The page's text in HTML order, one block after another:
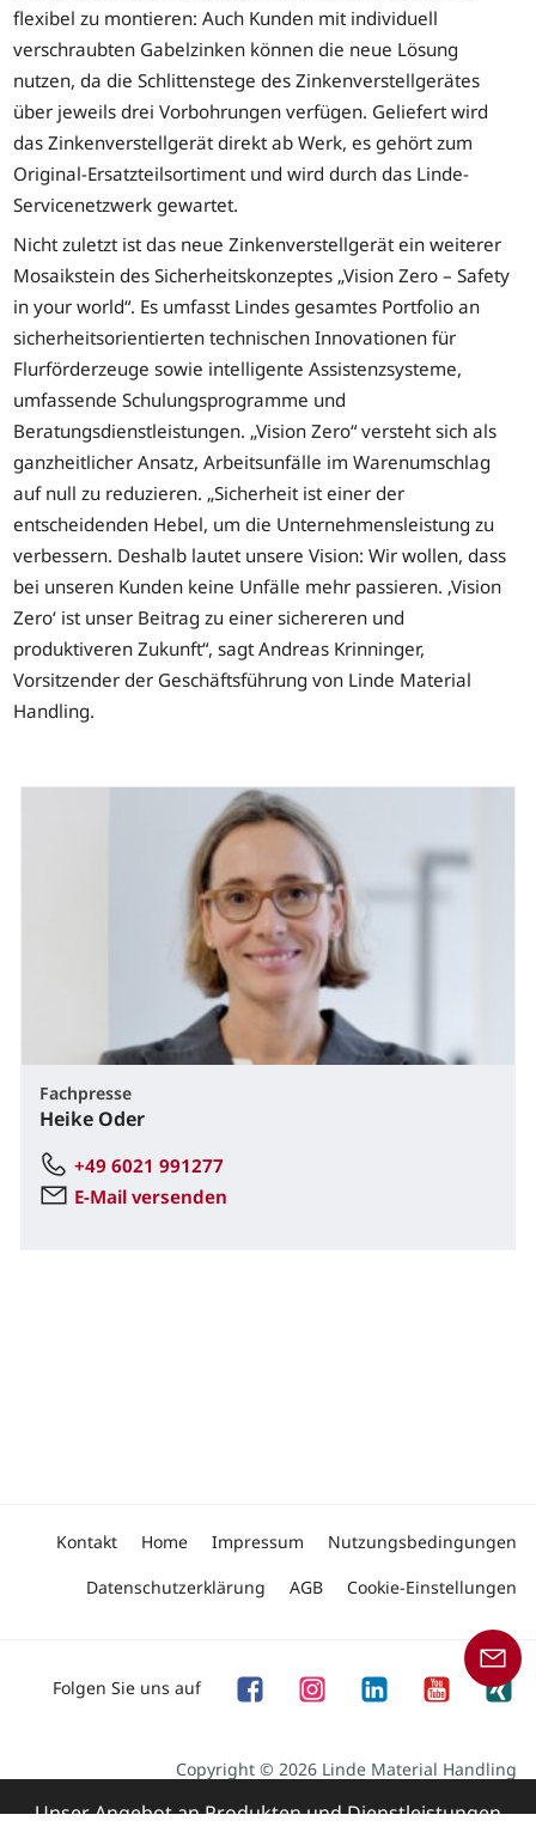
flexibel zu montieren: Auch Kunden mit individuell
verschraubten Gabelzinken können die neue Lösung
nutzen, da die Schlittenstege des Zinkenverstellgerätes
über jeweils drei Vorbohrungen verfügen. Geliefert wird
das Zinkenverstellgerät direkt ab Werk, es gehört zum
Original-Ersatzteilsortiment und wird durch das Linde-
Servicenetzwerk gewartet.
Nicht zuletzt ist das neue Zinkenverstellgerät ein weiterer
Mosaikstein des Sicherheitskonzeptes „Vision Zero – Safety
in your world“. Es umfasst Lindes gesamtes Portfolio an
sicherheitsorientierten technischen Innovationen für
Flurförderzeuge sowie intelligente Assistenzsysteme,
umfassende Schulungsprogramme und
Beratungsdienstleistungen. „Vision Zero“ versteht sich als
ganzheitlicher Ansatz, Arbeitsunfälle im Warenumschlag
auf null zu reduzieren. „Sicherheit ist einer der
entscheidenden Hebel, um die Unternehmensleistung zu
verbessern. Deshalb lautet unsere Vision: Wir wollen, dass
bei unseren Kunden keine Unfälle mehr passieren. ‚Vision
Zero‘ ist unser Beitrag zu einer sichereren und
produktiveren Zukunft“, sagt Andreas Krinninger,
Vorsitzender der Geschäftsführung von Linde Material
Handling.
Fachpresse
Heike Oder
+49 6021 991277
E-Mail versenden
Kontakt Home Impressum
Nutzungsbedingungen
Datenschutzerklärung
AGB Cookie-Einstellungen
Folgen Sie uns auf
Copyright © 2026 Linde Material Handling
Unser Angebot an Produkten und Dienstleistungen